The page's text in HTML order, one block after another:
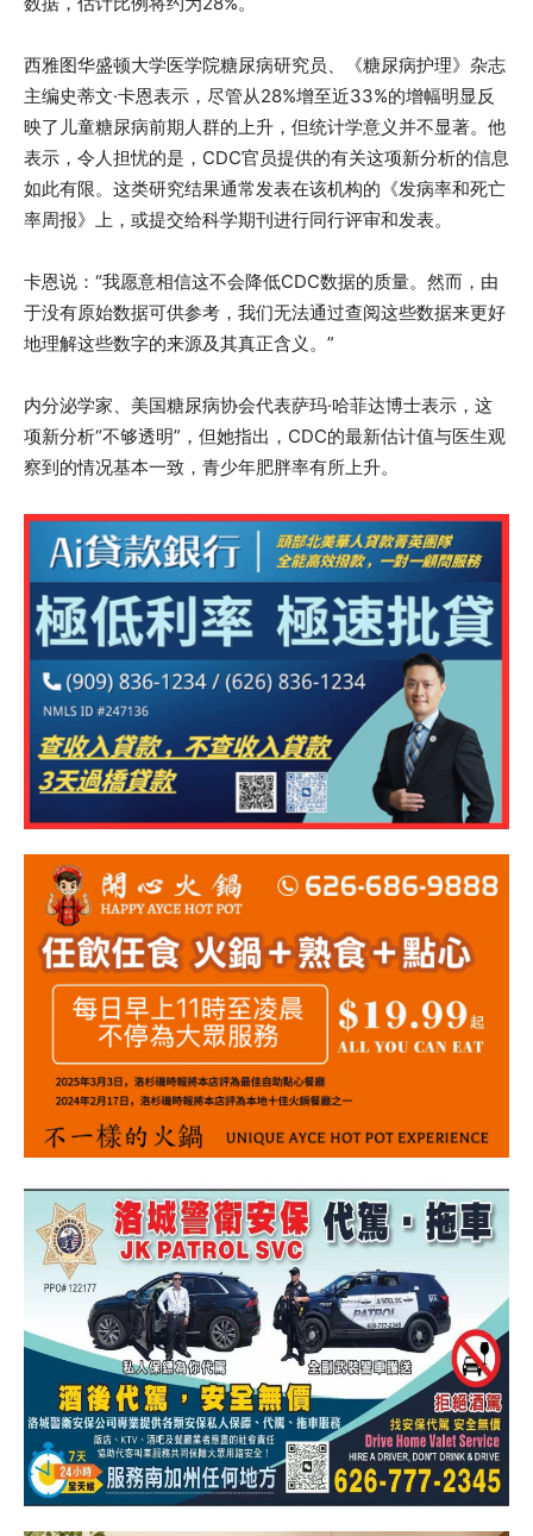
西雅图华盛顿大学医学院糖尿病研究员、《糖尿病护理》杂志
主编史蒂文·卡恩表示，尽管从28%增至近33%的增幅明显反
映了儿童糖尿病前期人群的上升，但统计学意义并不显著。他
表示，令人担忧的是，CDC官员提供的有关这项新分析的信息
如此有限。这类研究结果通常发表在该机构的《发病率和死亡
率周报》上，或提交给科学期刊进行同行评审和发表。
卡恩说：“我愿意相信这不会降低CDC数据的质量。然而，由
于没有原始数据可供参考，我们无法通过查阅这些数据来更好
地理解这些数字的来源及其真正含义。”
内分泌学家、美国糖尿病协会代表萨玛·哈菲达博士表示，这
项新分析“不够透明”，但她指出，CDC的最新估计值与医生观
察到的情况基本一致，青少年肥胖率有所上升。